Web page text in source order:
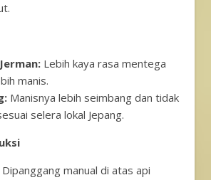
Lebih kaya rasa mentega
manis.
Manisnya lebih seimbang dan tidak
selera lokal Jepang.
Dipanggang manual di atas api